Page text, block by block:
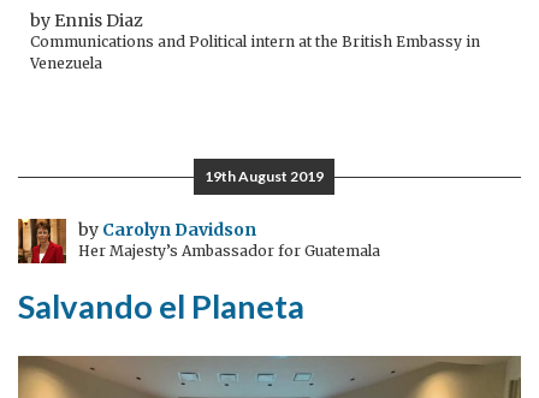
by Ennis Diaz
Communications and Political intern at the British Embassy in
Venezuela
19th August 2019
by Carolyn Davidson
Her Majesty’s Ambassador for Guatemala
Salvando el Planeta